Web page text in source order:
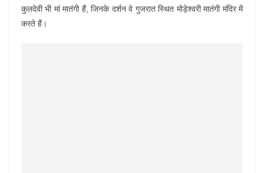
कुलदेवी भी मां मातंगी हैं, जिनके दर्शन वे गुजरात स्थित मोड़ेश्वरी मातंगी मंदिर में
करते हैं।